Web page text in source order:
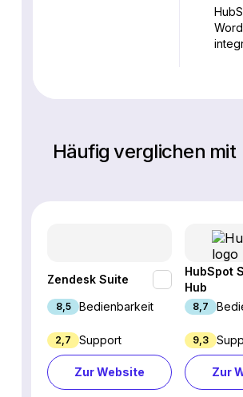
Häufig verglichen mit
Zendesk Suite
8,5 Bedienbarkeit
2,7 Support
Zur Website
HubSpot
Hub
8,7
9,3
Zur